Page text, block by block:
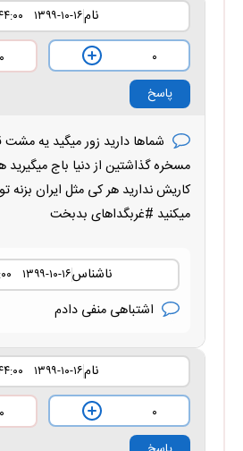
نام۱۳۹۹-۱۰-۱۶ ۱۱:۴۴:۰۰
۰
۰
پاسخ
شماها دارید زور میگید یه
مسخره گذاشتین از دنیا باج میگیرید
کاریش ندارید هر کی مثل ایران بزنه
میکنید #غربگداهای بدبخت
ناشناس۱۳۹۹-۱۰-۱۶ ۱۶:۰۶:۰۰
اشتباهی منفی دادم
نام۱۳۹۹-۱۰-۱۶ ۱۱:۴۴:۰۰
۰
۰